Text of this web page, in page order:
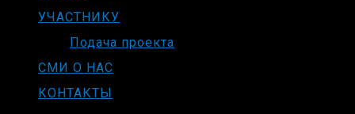
УЧАСТНИКУ
Подача проекта
СМИ О НАС
КОНТАКТЫ